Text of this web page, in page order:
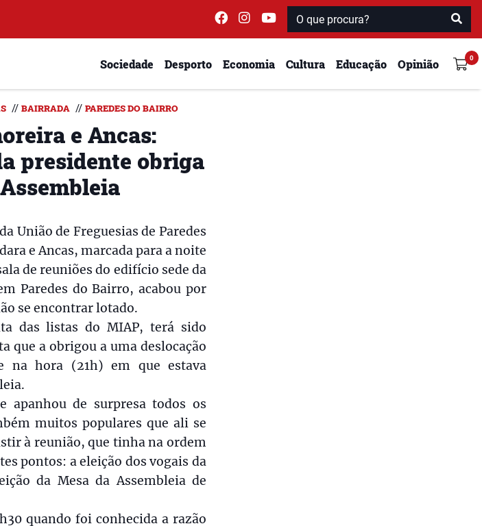
Sociedade Desporto Economia Cultura Educação Opinião
// BAIRRADA // PAREDES DO BAIRRO
e Ancas:
presidente obriga
União de Freguesias de Paredes
e Ancas, marcada para a noite
de reuniões do edifício sede da
Paredes do Bairro, acabou por
se encontrar lotado.
das listas do MIAP, terá sido
que a obrigou a uma deslocação
na hora (21h) em que estava
apanhou de surpresa todos os
muitos populares que ali se
à reunião, que tinha na ordem
pontos: a eleição dos vogais da
da Mesa da Assembleia de
quando foi conhecida a razão